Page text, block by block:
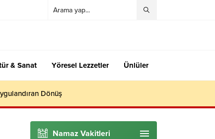
& Sanat Yöresel Lezzetler Ünlüler
Dönüş
Namaz Vakitleri